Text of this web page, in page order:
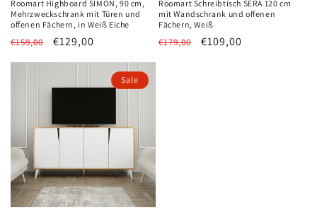
Roomart Highboard SIMON, 90 cm,
Mehrzweckschrank mit Türen und
offenen Fächern, in Weiß Eiche
Normaler
€159,00 Verkaufspreis
€129,00
Roomart Schreibtisch SERA 120 cm
mit Wandschrank und offenen
Fächern, Weiß
Normaler
€179,00 Verkaufspreis
€109,00
Sale